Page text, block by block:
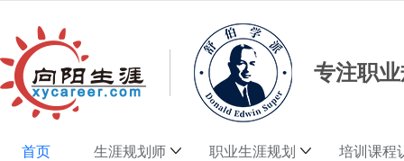
专注职
首页 生涯规划师 职业生涯规划 培训课程